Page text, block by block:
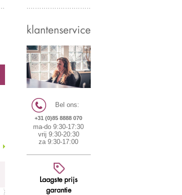
klantenservice
Bel ons:
+31 (0)85 8888 070
ma-do 9:30-17:30
vrij 9:30-20:30
za 9:30-17:00
Laagste prijs
garantie